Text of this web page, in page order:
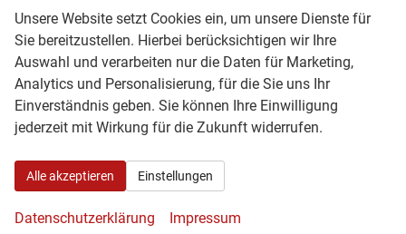
Scheinwerfer, Matrix-LED,
Automatikgetriebe, Rückfahrkamera,
Navigationssystem, Sitzheizung,
Klimaautomatik, digitales Cockpit, Apple
CarPlay, Android Auto, Abstandstempomat,
Anhängerkupplungund moderne
Tipp:Vergleichen Sie bei Opel EU-
Unsere Website setzt Cookies ein, um unsere Dienste für
Sie bereitzustellen. Hierbei berücksichtigen wir Ihre
Auswahl und verarbeiten nur die Daten für Marketing,
Analytics und Personalisierung, für die Sie uns Ihr
Einverständnis geben. Sie können Ihre Einwilligung
jederzeit mit Wirkung für die Zukunft widerrufen.
Alle akzeptieren Einstellungen
Datenschutzerklärung Impressum